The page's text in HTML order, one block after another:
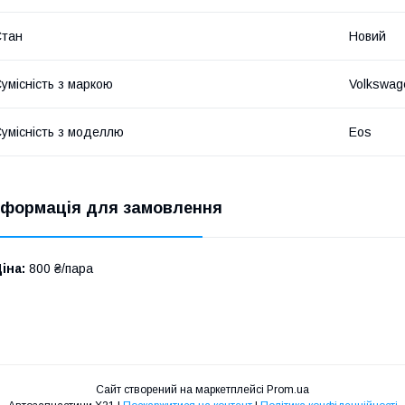
Новий
з маркою
з моделлю Eos
для замовлення
800 ₴/пара
Сайт створений на маркетплейсі Prom.ua